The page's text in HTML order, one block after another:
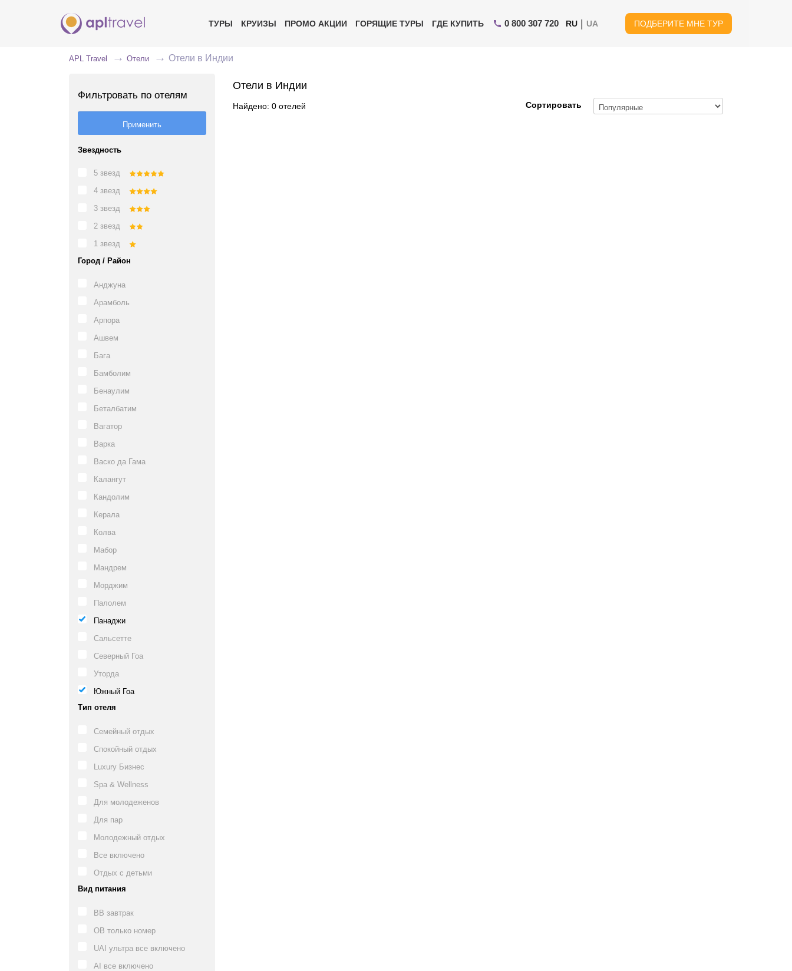
ТУРЫ КРУИЗЫ ПРОМО АКЦИИ ГОРЯЩИЕ ТУРЫ ГДЕ КУПИТЬ 0 800 307 720 RU | UA ПОДБЕРИТЕ МНЕ ТУР
APL Travel Отели Отели в Индии
Фильтровать по отелям
Звездность
5 звезд
4 звезд
3 звезд
2 звезд
1 звезд
Город / Район
Анджуна
Арамболь
Арпора
Ашвем
Бага
Бамболим
Бенаулим
Беталбатим
Вагатор
Варка
Васко да Гама
Калангут
Кандолим
Керала
Колва
Мабор
Мандрем
Морджим
Палолем
Панаджи
Сальсетте
Северный Гоа
Уторда
Южный Гоа
Тип отеля
Семейный отдых
Спокойный отдых
Luxury Бизнес
Spa & Wellness
Для молодеженов
Для пар
Молодежный отдых
Все включено
Отдых с детьми
Вид питания
BB завтрак
OB только номер
UAI ультра все включено
AI все включено
Отели в Индии
Найдено: 0 отелей Сортировать